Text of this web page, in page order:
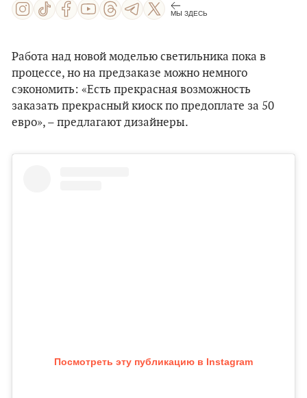
МЫ ЗДЕСЬ
Работа над новой моделью светильника пока в
процессе, но на предзаказе можно немного
сэкономить: «Есть прекрасная возможность
заказать прекрасный киоск по предоплате за 50
евро», – предлагают дизайнеры.
Посмотреть эту публикацию в Instagram